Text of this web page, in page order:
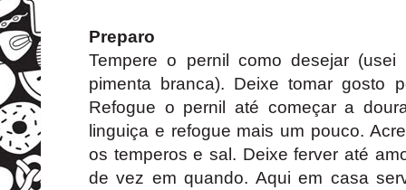
Preparo
Tempere o pernil como desejar
pimenta branca). Deixe tomar gosto
Refogue o pernil até começar a
linguiça e refogue mais um pouco.
os temperos e sal. Deixe ferver até
de vez em quando. Aqui em casa